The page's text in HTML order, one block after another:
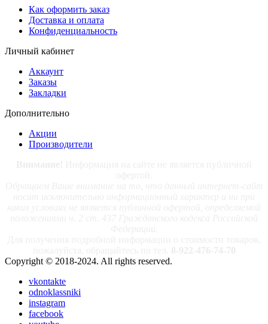
Как оформить заказ
Доставка и оплата
Конфиденциальность
Личный кабинет
Аккаунт
Заказы
Закладки
Дополнительно
Акции
Производители
Copyright © 2018-2024. All rights reserved.
vkontakte
odnoklassniki
instagram
facebook